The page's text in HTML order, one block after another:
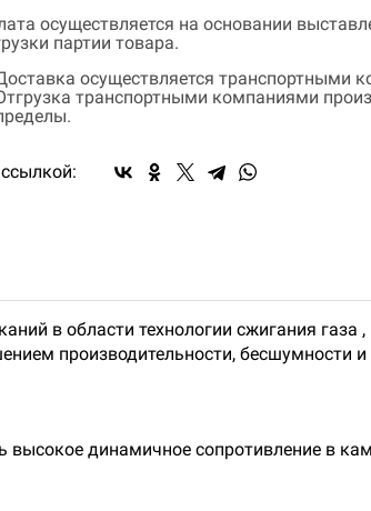
осуществляется на основании
партии товара.
осуществляется транспортными
транспортными компаниями
в области технологии сжигания
производительности, бесшумности
высокое динамичное сопротивление в